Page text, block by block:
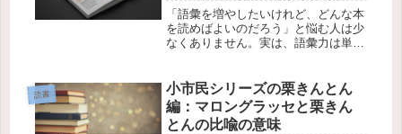
を解説
「語彙を増やしたいけれど、どんな本
を読めばよいのだろう」と悩む人は少
なくありません。実は、語彙力は単に
に読むことが重要です。本記事では、
語彙を磨くためにおすすめの本のジャ
ン...
読書
小市民シリーズの栗きんとん
編：マロングラッセと栗きん
とんの比喩の意味